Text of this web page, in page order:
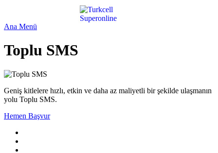
Ana Menü
Toplu SMS
Geniş kitlelere hızlı, etkin ve daha az maliyetli bir şekilde ulaşmanın
yolu Toplu SMS.
Hemen Başvur